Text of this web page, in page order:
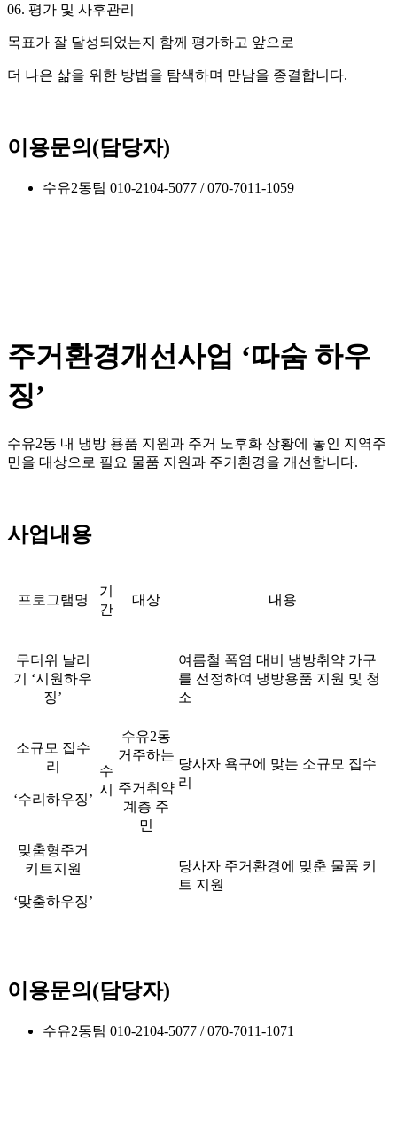
06. 평가 및 사후관리
목표가 잘 달성되었는지 함께 평가하고 앞으로
더 나은 삶을 위한 방법을 탐색하며 만남을 종결합니다.
이용문의(담당자)
수유2동팀 010-2104-5077 / 070-7011-1059
주거환경개선사업 ‘따숨 하우
징’
수유2동 내 냉방 용품 지원과 주거 노후화 상황에 놓인 지역주
민을 대상으로 필요 물품 지원과 주거환경을 개선합니다.
사업내용
프로그램명
기
간
대상 내용
무더위 날리
기 ‘시원하우
징’
수
시
수유2동
거주하는
주거취약
계층 주
민
여름철 폭염 대비 냉방취약 가구
를 선정하여 냉방용품 지원 및 청
소
소규모 집수
리
‘수리하우징’
당사자 욕구에 맞는 소규모 집수
리
맞춤형주거
키트지원
‘맞춤하우징’
당사자 주거환경에 맞춘 물품 키
트 지원
이용문의(담당자)
수유2동팀 010-2104-5077 / 070-7011-1071